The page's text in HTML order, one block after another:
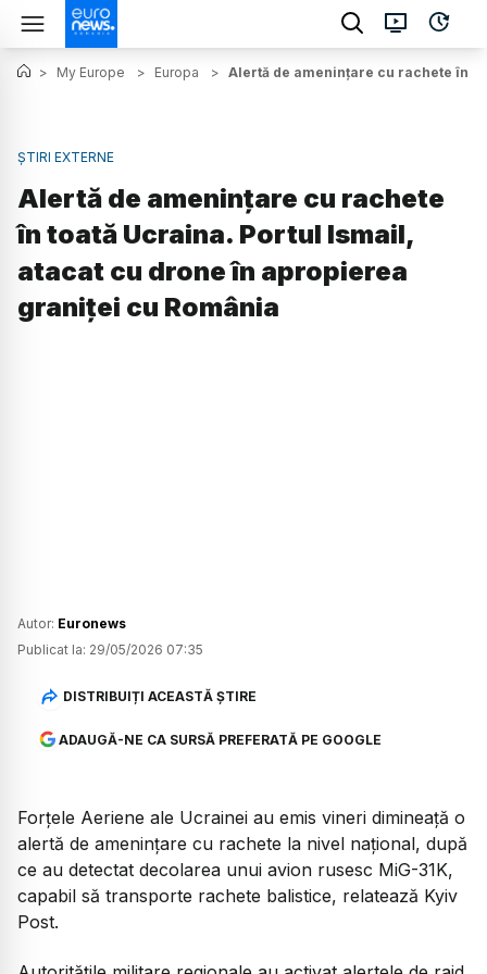
> My Europe > Europa > Alertă de amenințare cu rachete în
ȘTIRI EXTERNE
Alertă de amenințare cu rachete
în toată Ucraina. Portul Ismail,
atacat cu drone în apropierea
graniței cu România
Autor: Euronews
Publicat la: 29/05/2026 07:35
DISTRIBUIȚI ACEASTĂ ȘTIRE
ADAUGĂ-NE CA SURSĂ PREFERATĂ PE GOOGLE
Forțele Aeriene ale Ucrainei au emis vineri dimineață o
alertă de amenințare cu rachete la nivel național, după
ce au detectat decolarea unui avion rusesc MiG-31K,
capabil să transporte rachete balistice, relatează Kyiv
Post.